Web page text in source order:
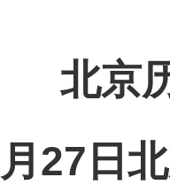
北京
27日